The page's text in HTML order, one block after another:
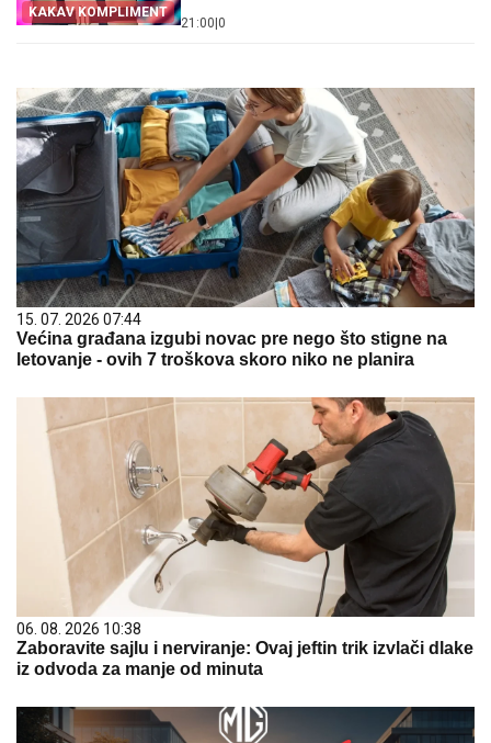
KAKAV KOMPLIMENT
21:00|0
15. 07. 2026 07:44
Većina građana izgubi novac pre nego što stigne na
letovanje - ovih 7 troškova skoro niko ne planira
06. 08. 2026 10:38
Zaboravite sajlu i nerviranje: Ovaj jeftin trik izvlači dlake
iz odvoda za manje od minuta